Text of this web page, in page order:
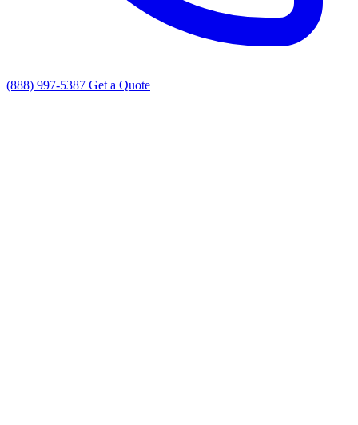
(888) 997-5387 Get a Quote